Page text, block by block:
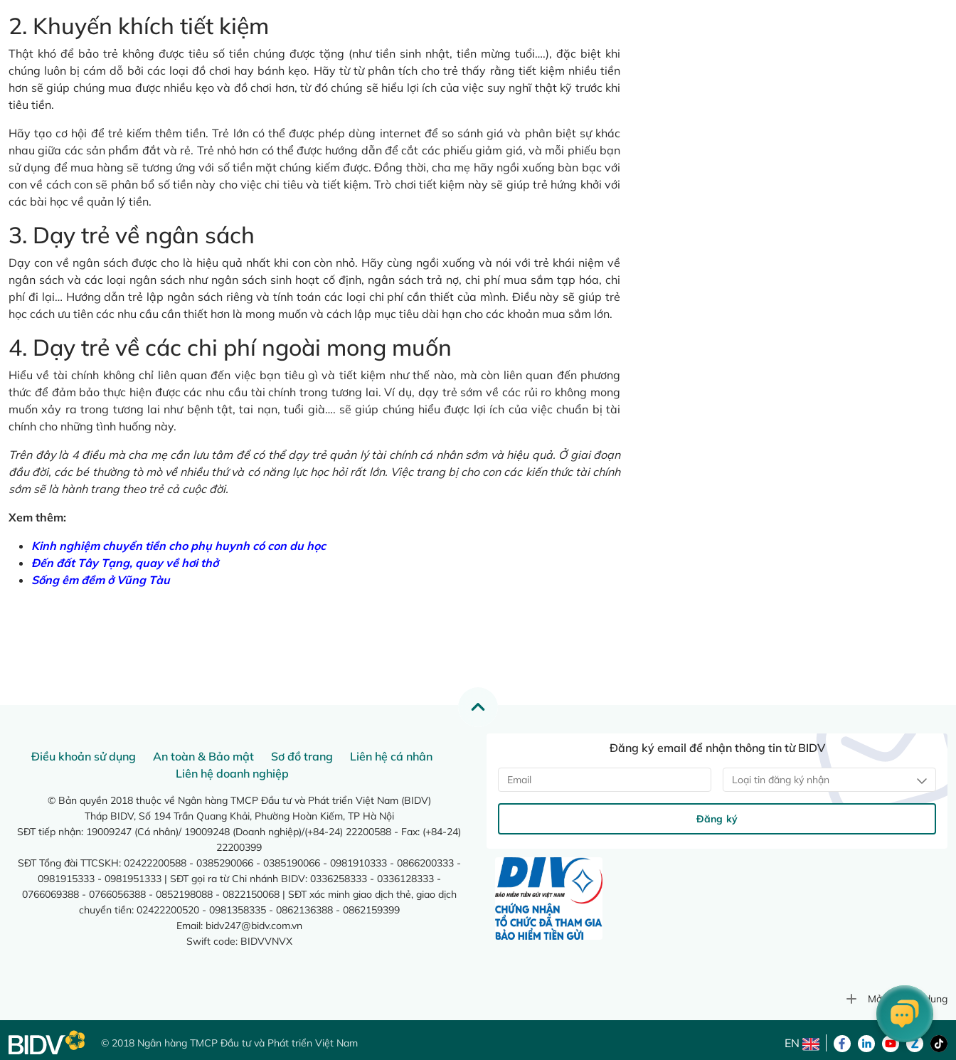
2. Khuyến khích tiết kiệm
Thật khó để bảo trẻ không được tiêu số tiền chúng được tặng (như tiền sinh nhật, tiền mừng tuổi….), đặc biệt khi
chúng luôn bị cám dỗ bởi các loại đồ chơi hay bánh kẹo. Hãy từ từ phân tích cho trẻ thấy rằng tiết kiệm nhiều tiền
hơn sẽ giúp chúng mua được nhiều kẹo và đồ chơi hơn, từ đó chúng sẽ hiểu lợi ích của việc suy nghĩ thật kỹ trước khi
tiêu tiền.
Hãy tạo cơ hội để trẻ kiếm thêm tiền. Trẻ lớn có thể được phép dùng internet để so sánh giá và phân biệt sự khác
nhau giữa các sản phẩm đắt và rẻ. Trẻ nhỏ hơn có thể được hướng dẫn để cắt các phiếu giảm giá, và mỗi phiếu bạn
sử dụng để mua hàng sẽ tương ứng với số tiền mặt chúng kiếm được. Đồng thời, cha mẹ hãy ngồi xuống bàn bạc với
con về cách con sẽ phân bổ số tiền này cho việc chi tiêu và tiết kiệm. Trò chơi tiết kiệm này sẽ giúp trẻ hứng khởi với
các bài học về quản lý tiền.
3. Dạy trẻ về ngân sách
Dạy con về ngân sách được cho là hiệu quả nhất khi con còn nhỏ. Hãy cùng ngồi xuống và nói với trẻ khái niệm về
ngân sách và các loại ngân sách như ngân sách sinh hoạt cố định, ngân sách trả nợ, chi phí mua sắm tạp hóa, chi
phí đi lại… Hướng dẫn trẻ lập ngân sách riêng và tính toán các loại chi phí cần thiết của mình. Điều này sẽ giúp trẻ
học cách ưu tiên các nhu cầu cần thiết hơn là mong muốn và cách lập mục tiêu dài hạn cho các khoản mua sắm lớn.
4. Dạy trẻ về các chi phí ngoài mong muốn
Hiểu về tài chính không chỉ liên quan đến việc bạn tiêu gì và tiết kiệm như thế nào, mà còn liên quan đến phương
thức để đảm bảo thực hiện được các nhu cầu tài chính trong tương lai. Ví dụ, dạy trẻ sớm về các rủi ro không mong
muốn xảy ra trong tương lai như bệnh tật, tai nạn, tuổi già…. sẽ giúp chúng hiểu được lợi ích của việc chuẩn bị tài
chính cho những tình huống này.
Trên đây là 4 điều mà cha mẹ cần lưu tâm để có thể dạy trẻ quản lý tài chính cá nhân sớm và hiệu quả. Ở giai đoạn
đầu đời, các bé thường tò mò về nhiều thứ và có năng lực học hỏi rất lớn. Việc trang bị cho con các kiến thức tài chính
sớm sẽ là hành trang theo trẻ cả cuộc đời.
Xem thêm:
Kinh nghiệm chuyển tiền cho phụ huynh có con du học
Đến đất Tây Tạng, quay về hơi thở
Sống êm đềm ở Vũng Tàu
Điều khoản sử dụng An toàn & Bảo mật Sơ đồ trang
Liên hệ cá nhân
Liên hệ doanh nghiệp
© Bản quyền 2018 thuộc về Ngân hàng TMCP Đầu tư và Phát triển Việt Nam (BIDV)
Tháp BIDV, Số 194 Trần Quang Khải, Phường Hoàn Kiếm, TP Hà Nội
SĐT tiếp nhận: 19009247 (Cá nhân)/ 19009248 (Doanh nghiệp)/(+84-24) 22200588 - Fax: (+84-24)
22200399
SĐT Tổng đài TTCSKH: 02422200588 - 0385290066 - 0385190066 - 0981910333 - 0866200333 -
0981915333 - 0981951333 | SĐT gọi ra từ Chi nhánh BIDV: 0336258333 - 0336128333 -
0766069388 - 0766056388 - 0852198088 - 0822150068 | SĐT xác minh giao dịch thẻ, giao dịch
chuyển tiền: 02422200520 - 0981358335 - 0862136388 - 0862159399
Email: bidv247@bidv.com.vn
Swift code: BIDVVNVX
Đăng ký email để nhận thông tin từ BIDV
Loại tin đăng ký nhận
Đăng ký
Mở rộng nội dung
© 2018 Ngân hàng TMCP Đầu tư và Phát triển Việt Nam EN